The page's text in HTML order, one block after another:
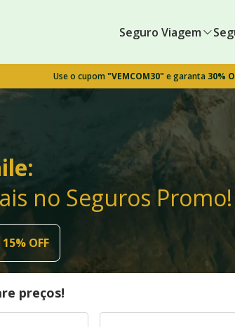
Seguro Viagem
Use o cupom"VEMCOM30" e garanta 30%
no Seguros Promo!
15% OFF
preços!